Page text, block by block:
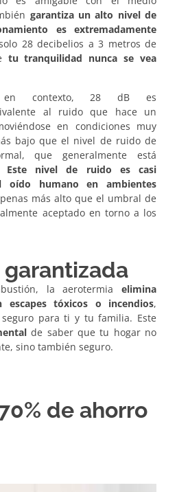
garantiza un alto nivel de
es extremadamente
28 decibelios a 3 metros de
tu tranquilidad nunca se vea
en contexto, 28 dB es
al ruido que hace un
en condiciones muy
bajo que el nivel de ruido de
que generalmente está
Este nivel de ruido es casi
oído humano en ambientes
más alto que el umbral de
aceptado en torno a los
la aerotermia elimina
escapes tóxicos o incendios,
para ti y tu familia. Este
de saber que tu hogar no
sino también seguro.
de ahorro